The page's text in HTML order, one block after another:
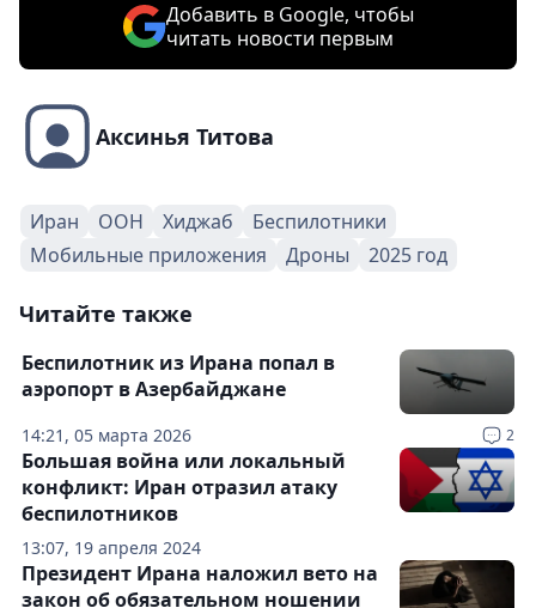
Добавить в Google, чтобы
читать новости первым
Аксинья Титова
Иран ООН Хиджаб
Беспилотники
Мобильные приложения
Дроны 2025 год
Читайте также
14:21, 05 марта 2026 2
Беспилотник из Ирана попал в
аэропорт в Азербайджане
13:07, 19 апреля 2024
Большая война или локальный
конфликт: Иран отразил атаку
беспилотников
Президент Ирана наложил вето на
закон об обязательном ношении